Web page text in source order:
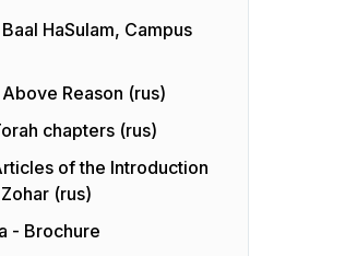
HaSulam, Campus
Reason (rus)
chapters (rus)
of the Introduction
(rus)
- Brochure